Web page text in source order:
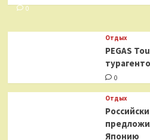
0
Отдых
PEGAS
0
Отдых
Японию